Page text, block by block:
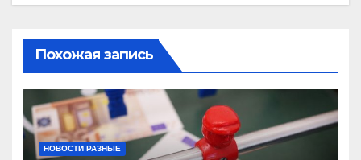
Похожая запись
НОВОСТИ РАЗНЫЕ